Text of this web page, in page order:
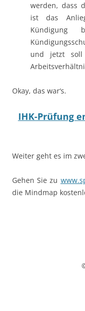
werden, dass
ist das
Kündigung
und jetzt soll
Okay, das war‘s.
IHK-Prüfung
Weiter geht es im
Gehen Sie zu
die Mindmap